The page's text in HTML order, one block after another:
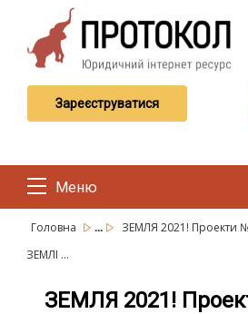
Зареєструватися
Меню
Головна ...
ЗЕМЛЯ 2021! Проекти
ЗЕМЛІ ...
ЗЕМЛЯ 2021!